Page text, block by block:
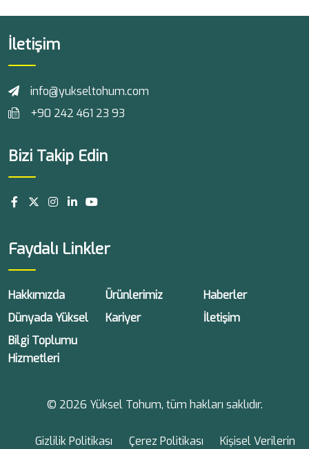
İletişim
info@yukseltohum.com
+90 242 461 23 93
Bizi Takip Edin
Faydalı Linkler
Hakkımızda Ürünlerimiz
Haberler
Dünyada Yüksel
Kariyer
İletişim
Bilgi Toplumu
Hizmetleri
© 2026 Yüksel Tohum, tüm hakları saklıdır.
Gizlilik Politikası Çerez Politikası
Kişisel Verilerin